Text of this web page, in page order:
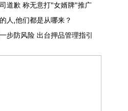
道歉 称无意打"女婿牌"推广
人,他们都是从哪来？
步防风险 出台押品管理指引